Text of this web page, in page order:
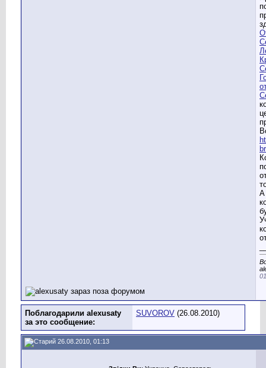
А
Поблагодарили alexusaty
за это сообщение:
SUVOROV (26.08.2010)
26.08.2010, 01:13